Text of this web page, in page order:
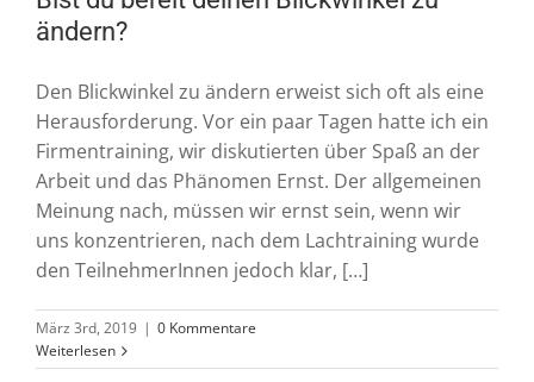
ändern?
Den Blickwinkel zu ändern erweist sich oft als eine
Herausforderung. Vor ein paar Tagen hatte ich ein
Firmentraining, wir diskutierten über Spaß an der
Arbeit und das Phänomen Ernst. Der allgemeinen
Meinung nach, müssen wir ernst sein, wenn wir
uns konzentrieren, nach dem Lachtraining wurde
den TeilnehmerInnen jedoch klar, […]
März 3rd, 2019 | 0 Kommentare
Weiterlesen